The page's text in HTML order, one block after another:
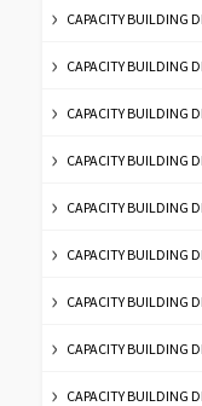
CAPACITY BUILDING
CAPACITY BUILDING
CAPACITY BUILDING
CAPACITY BUILDING
CAPACITY BUILDING
CAPACITY BUILDING
CAPACITY BUILDING
CAPACITY BUILDING
CAPACITY BUILDING